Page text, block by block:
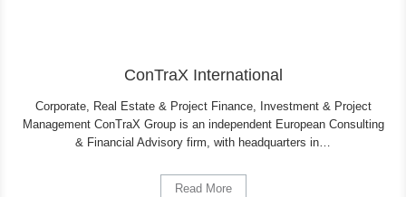
ConTraX International
Corporate, Real Estate & Project Finance, Investment & Project
Management ConTraX Group is an independent European Consulting
& Financial Advisory firm, with headquarters in…
Read More